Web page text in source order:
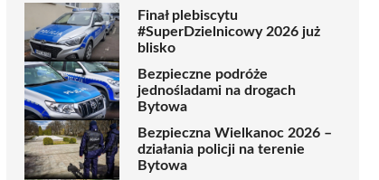
Finał plebiscytu
#SuperDzielnicowy 2026 już
blisko
Bezpieczne podróże
jednośladami na drogach
Bytowa
Bezpieczna Wielkanoc 2026 –
działania policji na terenie
Bytowa